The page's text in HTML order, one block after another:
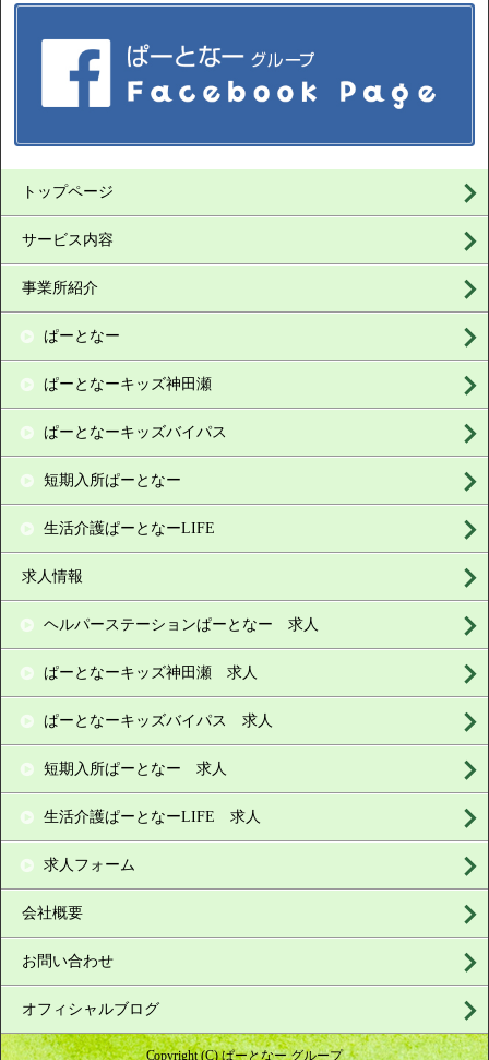
トップページ
サービス内容
事業所紹介
ぱーとなー
ぱーとなーキッズ神田瀬
ぱーとなーキッズバイパス
短期入所ぱーとなー
生活介護ぱーとなーLIFE
求人情報
ヘルパーステーションぱーとなー 求人
ぱーとなーキッズ神田瀬 求人
ぱーとなーキッズバイパス 求人
短期入所ぱーとなー 求人
生活介護ぱーとなーLIFE 求人
求人フォーム
会社概要
お問い合わせ
オフィシャルブログ
Copyright (C) ぱーとなー グループ